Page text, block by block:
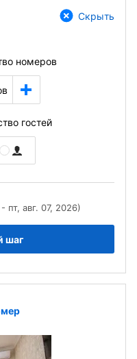
Скрыть
номеров
гостей
пт, авг. 07, 2026)
шаг